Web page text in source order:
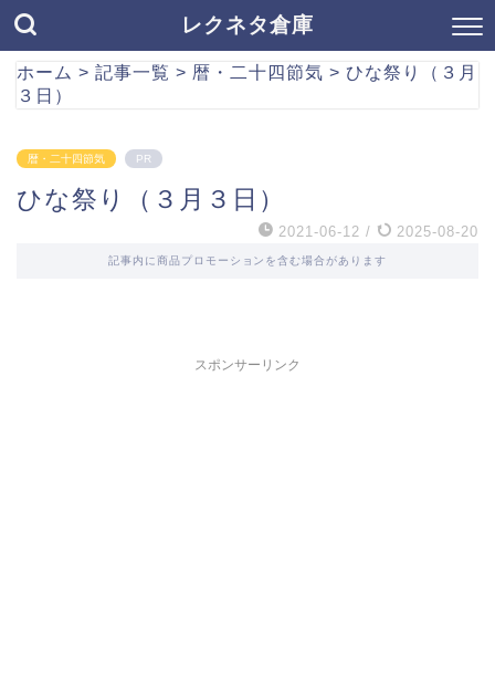
レクネタ倉庫
ホーム > 記事一覧 > 暦・二十四節気 > ひな祭り（３月
３日）
暦・二十四節気 PR
ひな祭り（３月３日）
2021-06-12 / 2025-08-20
記事内に商品プロモーションを含む場合があります
スポンサーリンク